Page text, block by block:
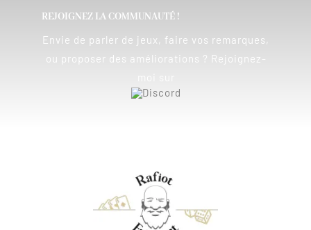
REJOIGNEZ LA COMMUNAUTÉ !
Envie de parler de jeux, faire vos remarques,
ou proposer des améliorations ? Rejoignez-